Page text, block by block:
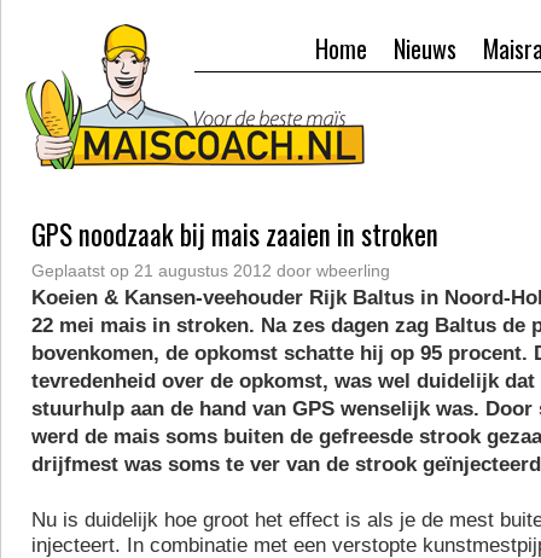
Nieuws
Home
GPS noodzaak bij mais zaaien in stroken
Geplaatst op 21 augustus 2012 door wbeerling
Koeien & Kansen-veehouder Rijk Baltus in Noord-
22 mei mais in stroken. Na zes dagen zag Baltus de
bovenkomen, de opkomst schatte hij op 95 procent.
tevredenheid over de opkomst, was wel duidelijk dat
stuurhulp aan de hand van GPS wenselijk was.
werd de mais soms buiten de gefreesde strook
drijfmest was soms te ver van de strook
Nu is duidelijk hoe groot het effect is als je de mest
injecteert. In combinatie met een verstopte